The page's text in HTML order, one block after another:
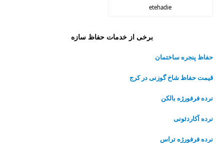
etehadie
برخی از خدمات حفاظ سازه
حفاظ پنجره ساختمان
قیمت حفاظ شاخ گوزنی در کرج
نرده فرفورژه بالکن
نرده آکاردئونی
نرده فرفورژه تراس